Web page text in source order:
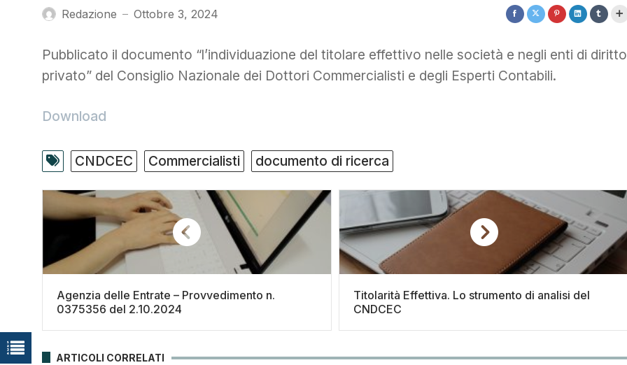
Redazione — Ottobre 3, 2024
Pubblicato il documento “l’individuazione del titolare effettivo nelle società e negli enti di diritto
privato” del Consiglio Nazionale dei Dottori Commercialisti e degli Esperti Contabili.
Download
CNDCEC Commercialisti documento di ricerca
Agenzia delle Entrate – Provvedimento n.
0375356 del 2.10.2024
Titolarità Effettiva. Lo strumento di analisi del
CNDCEC
ARTICOLI CORRELATI